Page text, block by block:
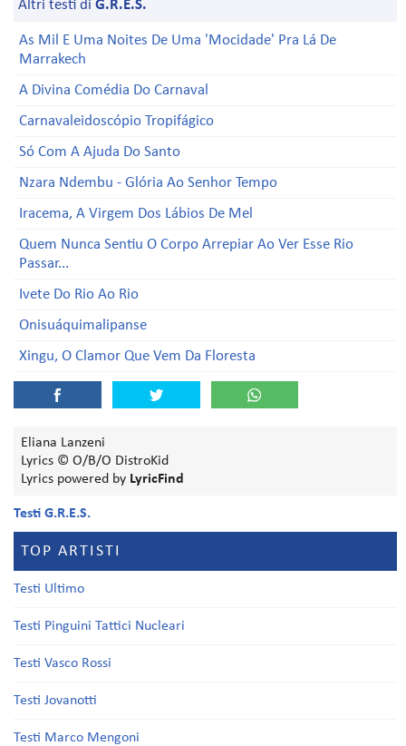
Altri testi di G.R.E.S.
As Mil E Uma Noites De Uma 'Mocidade' Pra Lá De
Marrakech
A Divina Comédia Do Carnaval
Carnavaleidoscópio Tropifágico
Só Com A Ajuda Do Santo
Nzara Ndembu - Glória Ao Senhor Tempo
Iracema, A Virgem Dos Lábios De Mel
Quem Nunca Sentiu O Corpo Arrepiar Ao Ver Esse Rio
Passar...
Ivete Do Rio Ao Rio
Onisuáquimalipanse
Xingu, O Clamor Que Vem Da Floresta
Eliana Lanzeni
Lyrics © O/B/O DistroKid
Lyrics powered by LyricFind
Testi G.R.E.S.
TOP ARTISTI
Testi Ultimo
Testi Pinguini Tattici Nucleari
Testi Vasco Rossi
Testi Jovanotti
Testi Marco Mengoni